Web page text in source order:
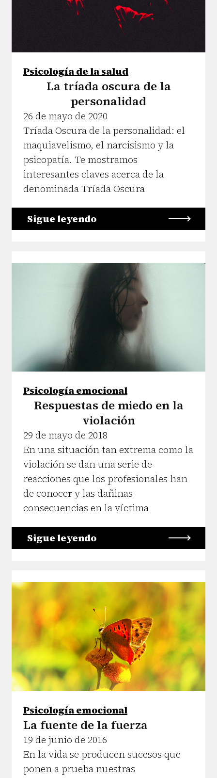
Psicología de la salud
La tríada oscura de la
personalidad
26 de mayo de 2020
Tríada Oscura de la personalidad: el
maquiavelismo, el narcisismo y la
psicopatía. Te mostramos
interesantes claves acerca de la
denominada Tríada Oscura
Sigue leyendo
Psicología emocional
Respuestas de miedo en la
violación
29 de mayo de 2018
En una situación tan extrema como la
violación se dan una serie de
reacciones que los profesionales han
de conocer y las dañinas
consecuencias en la víctima
Sigue leyendo
Psicología emocional
La fuente de la fuerza
19 de junio de 2016
En la vida se producen sucesos que
ponen a prueba nuestras